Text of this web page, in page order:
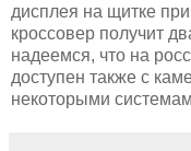
дисплея на щитке
кроссовер получит
надеемся, что на
доступен также с
некоторыми